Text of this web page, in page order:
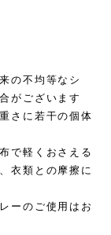
の不均等なシ
がございます
さに若干の個体
で軽くおさえる
衣類との摩擦に
ーのご使用はお